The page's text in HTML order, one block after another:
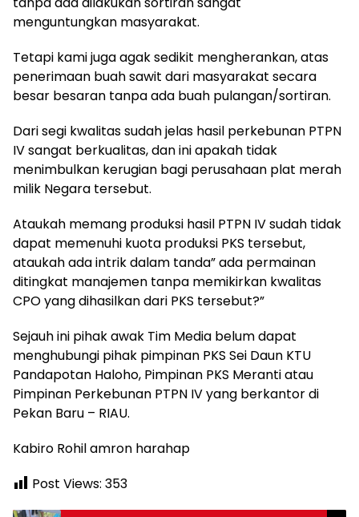
menguntungkan masyarakat.
Tetapi kami juga agak sedikit mengherankan, atas
penerimaan buah sawit dari masyarakat secara
besar besaran tanpa ada buah pulangan/sortiran.
Dari segi kwalitas sudah jelas hasil perkebunan PTPN
IV sangat berkualitas, dan ini apakah tidak
menimbulkan kerugian bagi perusahaan plat merah
milik Negara tersebut.
Ataukah memang produksi hasil PTPN IV sudah tidak
dapat memenuhi kuota produksi PKS tersebut,
ataukah ada intrik dalam tanda” ada permainan
ditingkat manajemen tanpa memikirkan kwalitas
CPO yang dihasilkan dari PKS tersebut?”
Sejauh ini pihak awak Tim Media belum dapat
menghubungi pihak pimpinan PKS Sei Daun KTU
Pandapotan Haloho, Pimpinan PKS Meranti atau
Pimpinan Perkebunan PTPN IV yang berkantor di
Pekan Baru – RIAU.
Kabiro Rohil amron harahap
Post Views: 353